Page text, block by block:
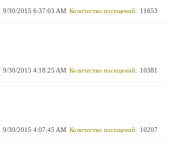
11653
Количество посещений:
9/30/2015 6:37:03 AM
10381
Количество посещений:
9/30/2015 4:18:25 AM
10207
Количество посещений:
9/30/2015 4:07:45 AM